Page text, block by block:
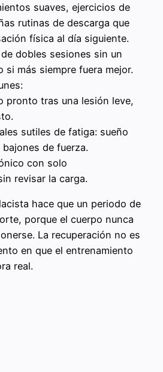
suaves, ejercicios de
rutinas de descarga que
física al día siguiente.
dobles sesiones sin un
si más siempre fuera mejor.
pronto tras una lesión leve,
sutiles de fatiga: sueño
de fuerza.
con solo
revisar la carga.
hace que un periodo de
porque el cuerpo nunca
La recuperación no es
en que el entrenamiento
real.